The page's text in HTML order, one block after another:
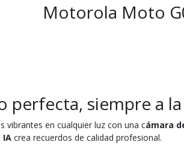
Motorola Moto
perfecta, siempre a
vibrantes en cualquier luz con una cámara
IA crea recuerdos de calidad profesional.